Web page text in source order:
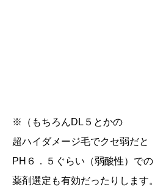
※（もちろんDL５とかの
超ハイダメージ毛でクセ弱だと
PH６．５ぐらい（弱酸性）での
薬剤選定も有効だったりします。